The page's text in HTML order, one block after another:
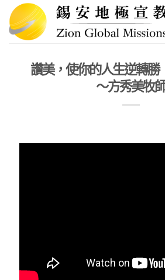
Skip
content
讚美，使你的人生逆轉勝
～方秀美牧